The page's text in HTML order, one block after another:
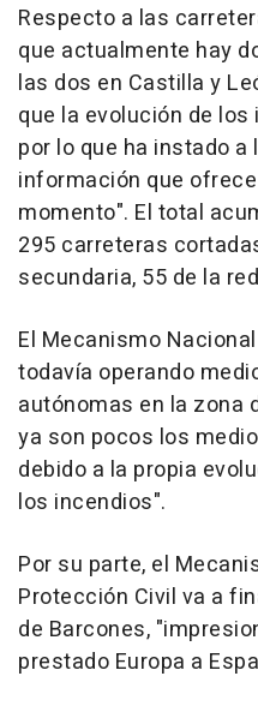
Respecto a las
que actualmente hay
las dos en Castilla y
que la evolución de
por lo que ha instado
información que
momento". El total
295 carreteras
secundaria, 55 de la
El Mecanismo
todavía operando
autónomas en la zona
ya son pocos los
debido a la propia
los incendios".
Por su parte, el
Protección Civil va a
de Barcones,
prestado Europa a